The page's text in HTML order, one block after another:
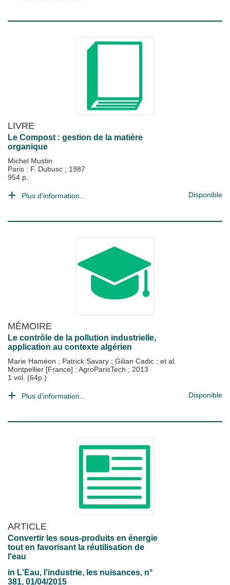
LIVRE
Le Compost : gestion de la matière
organique
Michel Mustin
Paris : F. Dubusc ; 1987
954 p.
Plus d'information... Disponible
MÉMOIRE
Le contrôle de la pollution industrielle,
application au contexte algérien
Marie Haméon ; Patrick Savary ; Gilian Cadic ; et al.
Montpellier [France] : AgroParisTech ; 2013
1 vol. (64p.)
Plus d'information... Disponible
ARTICLE
Convertir les sous-produits en énergie
tout en favorisant la réutilisation de
l'eau
in L'Eau, l'industrie, les nuisances, n°
381, 01/04/2015